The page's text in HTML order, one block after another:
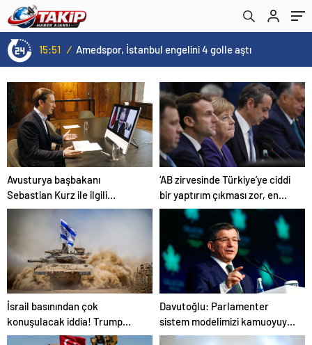
15:51 / Amedspor, İstanbul engelini 4 golle aştı
Avusturya başbakanı
Sebastian Kurz ile ilgili
bilinmeyenler
‘AB zirvesinde Türkiye’ye ciddi
bir yaptırım çıkması zor, en
başta Gümrük Birliği engeli
İsrail basınından çok
konuşulacak iddia! Trump
İran’ı vurmaya hazırlanıyor
Davutoğlu: Parlamenter
sistem modelimizi kamuoyuyla
paylaşacağız